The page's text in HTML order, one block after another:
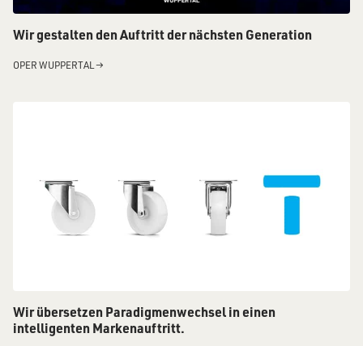
Wir gestalten den Auftritt der nächsten Generation
OPER WUPPERTAL →
Wir übersetzen Paradigmenwechsel in einen
intelligenten Markenauftritt.